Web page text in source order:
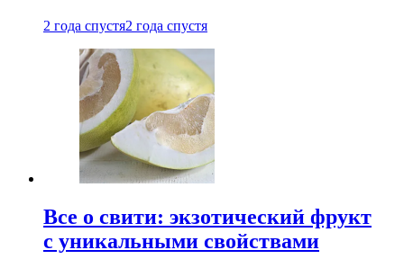
2 года спустя2 года спустя
Все о свити: экзотический фрукт
с уникальными свойствами